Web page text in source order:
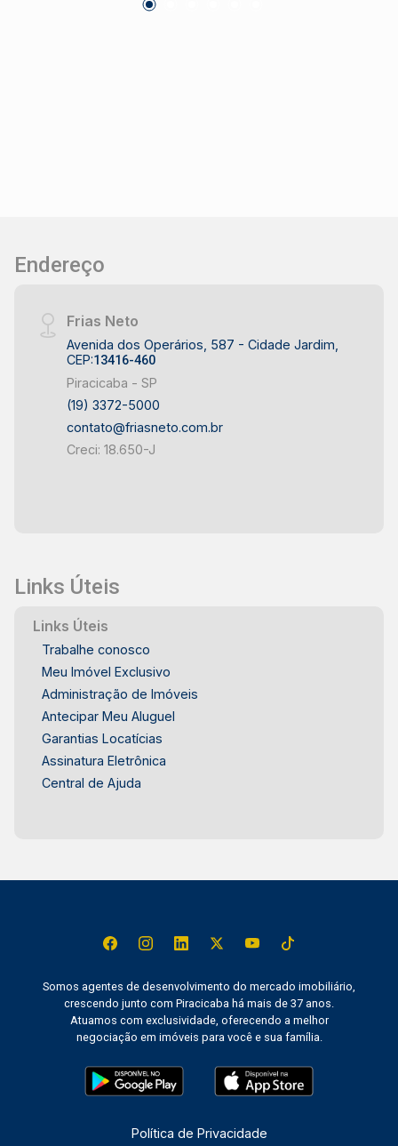
armários; 2 Banheiros, pia em granito, armário e
Endereço
Frias Neto
Avenida dos Operários, 587 - Cidade Jardim,
CEP:13416-460
Piracicaba - SP
(19) 3372-5000
contato@friasneto.com.br
Creci: 18.650-J
Links Úteis
Links Úteis
Trabalhe conosco
Meu Imóvel Exclusivo
Administração de Imóveis
Antecipar Meu Aluguel
Garantias Locatícias
Assinatura Eletrônica
Central de Ajuda
Somos agentes de desenvolvimento do mercado imobiliário,
crescendo junto com Piracicaba há mais de 37 anos.
Atuamos com exclusividade, oferecendo a melhor
negociação em imóveis para você e sua família.
Política de Privacidade